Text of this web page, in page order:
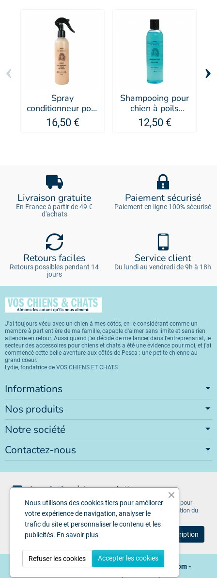
Spray
conditionneur pour
chien Sublim' -
PUPPY
16,50 €
Shampooing pour
chien à poils
blancs - PUPPY
12,50 €
‹ ›
Livraison gratuite
En France à partir de 49 €
d'achats
Paiement sécurisé
Paiement en ligne 100% sécurisé
Retours faciles
Retours possibles pendant 14
jours
Service client
Du lundi au vendredi de 9h à 18h
J'ai toujours vécu avec un chien à mes côtés, en le considérant comme un
membre à part entière de ma famille, capable d'aimer sans limite et sans rien
attendre en retour. Aussi quand j'ai décidé de me lancer dans l'entreprenariat, le
secteur des accessoires pour chiens et chats a été une évidence pour moi, et j'ai
commencé cette belle aventure aux côtés de Pesca : une petite chienne au
grand coeur.
Lydie, fondatrice de VOS CHIENS ET CHATS
Informations
Nos produits
Notre société
Contactez-nous
Inscription à la newsletter
Vous pouvez vous désinscrire à tout moment. Vous trouverez pour
cela nos informations de contact dans les conditions d'utilisation du
Copyright © 2026 - Design byVoschiensetchats.com-
Nous utilisons des cookies tiers pour améliorer
votre expérience de navigation, analyser le
trafic du site et personnaliser le contenu et les
publicités. En savoir plus
Accepter les cookies
Refuser les cookies